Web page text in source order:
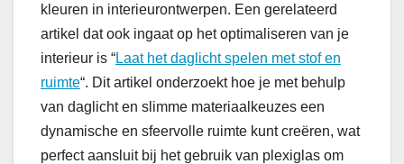
kleuren in interieurontwerpen. Een gerelateerd
artikel dat ook ingaat op het optimaliseren van je
interieur is “Laat het daglicht spelen met stof en
ruimte“. Dit artikel onderzoekt hoe je met behulp
van daglicht en slimme materiaalkeuzes een
dynamische en sfeervolle ruimte kunt creëren, wat
perfect aansluit bij het gebruik van plexiglas om